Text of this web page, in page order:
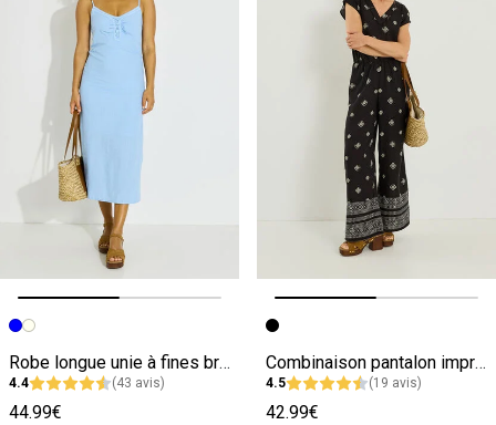
Image précédente
Image suivante
Robe longue unie à fines bretelles
4.4 (43 avis)
44.99€
Image précédente
Image suivante
Combinaison pantalon imprimée femme
4.5 (19 avis)
42.99€